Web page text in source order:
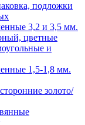
подложки
3,2 и 3,5 мм.
цветные
и
1,5-1,8 мм.
золото/